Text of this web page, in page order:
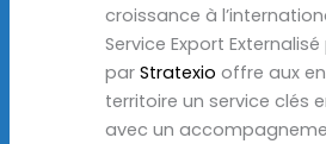
croissance à
Service Export
par Stratexio offre aux
territoire un service clés
avec un